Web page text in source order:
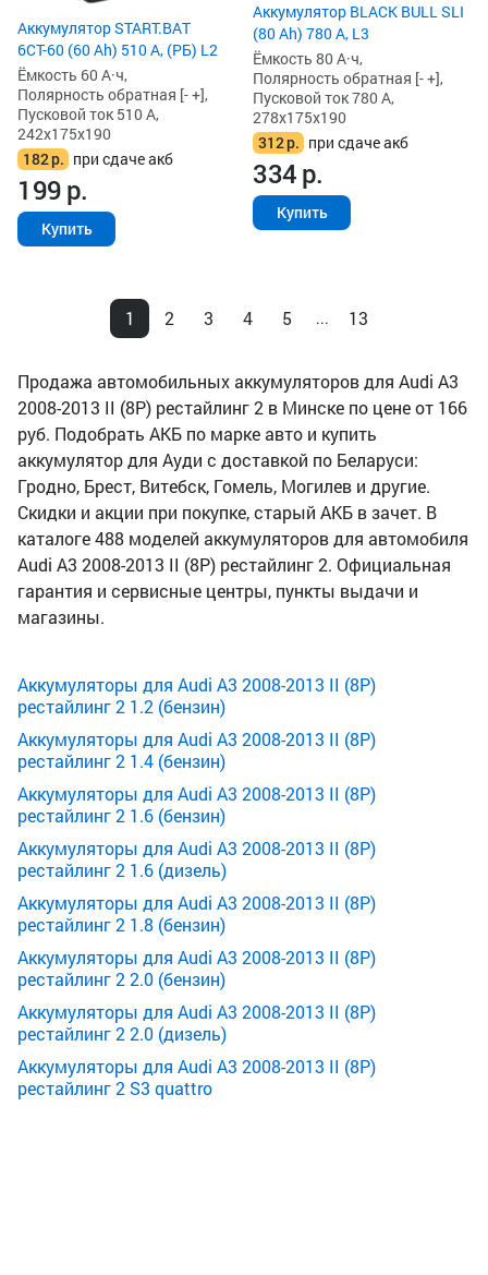
Аккумулятор START.BAT
6СТ-60 (60 Ah) 510 А, (РБ) L2
Ёмкость 60 А·ч,
Полярность обратная [- +],
Пусковой ток 510 А,
242x175x190
182р. при сдаче акб
199р.
Купить
Аккумулятор BLACK BULL SLI
(80 Ah) 780 А, L3
Ёмкость 80 А·ч,
Полярность обратная [- +],
Пусковой ток 780 А,
278x175x190
312р. при сдаче акб
334р.
Купить
1 2 3 4 5 ... 13
Продажа автомобильных аккумуляторов для Audi A3
2008-2013 II (8P) рестайлинг 2 в Минске по цене от 166
руб. Подобрать АКБ по марке авто и купить
аккумулятор для Ауди с доставкой по Беларуси:
Гродно, Брест, Витебск, Гомель, Могилев и другие.
Скидки и акции при покупке, старый АКБ в зачет. В
каталоге 488 моделей аккумуляторов для автомобиля
Audi A3 2008-2013 II (8P) рестайлинг 2. Официальная
гарантия и сервисные центры, пункты выдачи и
магазины.
Аккумуляторы для Audi A3 2008-2013 II (8P)
рестайлинг 2 1.2 (бензин)
Аккумуляторы для Audi A3 2008-2013 II (8P)
рестайлинг 2 1.4 (бензин)
Аккумуляторы для Audi A3 2008-2013 II (8P)
рестайлинг 2 1.6 (бензин)
Аккумуляторы для Audi A3 2008-2013 II (8P)
рестайлинг 2 1.6 (дизель)
Аккумуляторы для Audi A3 2008-2013 II (8P)
рестайлинг 2 1.8 (бензин)
Аккумуляторы для Audi A3 2008-2013 II (8P)
рестайлинг 2 2.0 (бензин)
Аккумуляторы для Audi A3 2008-2013 II (8P)
рестайлинг 2 2.0 (дизель)
Аккумуляторы для Audi A3 2008-2013 II (8P)
рестайлинг 2 S3 quattro